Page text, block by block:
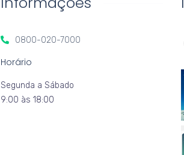
0800-020-7000
Horário
Segunda a Sábado
9:00 às 18:00